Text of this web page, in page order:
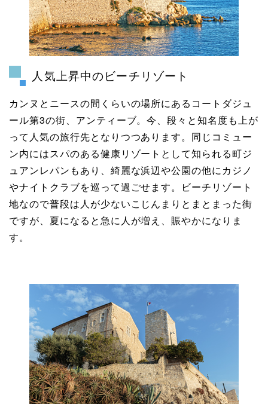
人気上昇中のビーチリゾート
カンヌとニースの間くらいの場所にあるコートダジュ
ール第3の街、アンティーブ。今、段々と知名度も上が
って人気の旅行先となりつつあります。同じコミュー
ン内にはスパのある健康リゾートとして知られる町ジ
ュアンレパンもあり、綺麗な浜辺や公園の他にカジノ
やナイトクラブを巡って過ごせます。ビーチリゾート
地なので普段は人が少ないこじんまりとまとまった街
ですが、夏になると急に人が増え、賑やかになりま
す。